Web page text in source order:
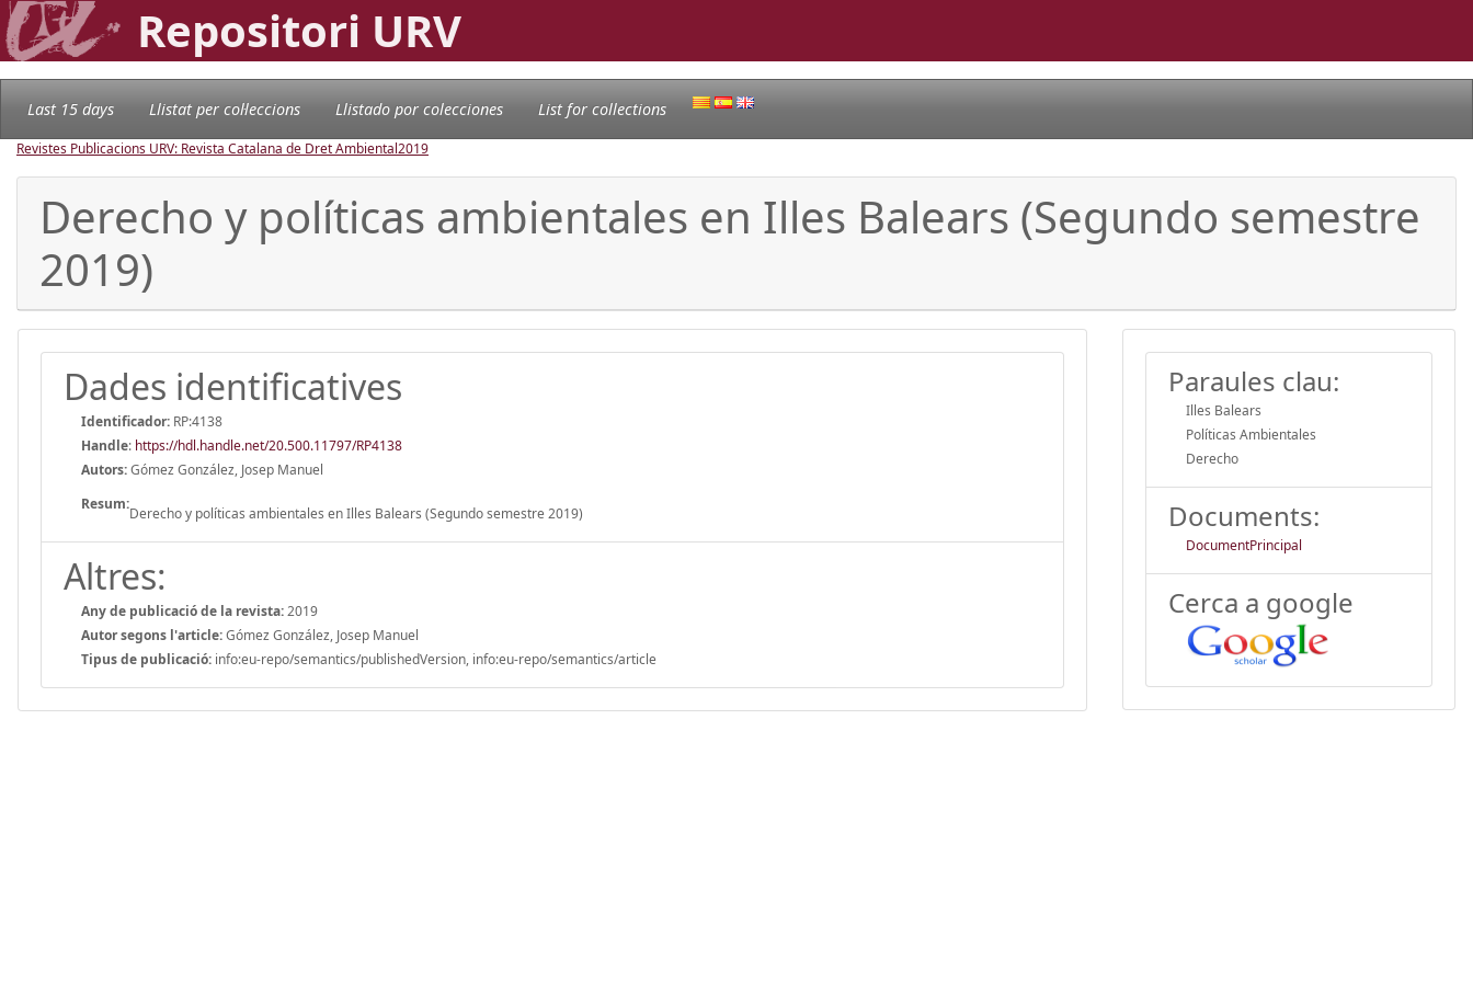
Repositori URV
Last 15 days Llistat per col·leccions Llistado por colecciones List for collections
Revistes Publicacions URV: Revista Catalana de Dret Ambiental2019
Derecho y políticas ambientales en Illes Balears (Segundo semestre
2019)
Dades identificatives
Identificador: RP:4138
Handle: https://hdl.handle.net/20.500.11797/RP4138
Autors:Gómez González, Josep Manuel
Resum:
Derecho y políticas ambientales en Illes Balears (Segundo semestre 2019)
Altres:
Any de publicació de la revista:2019
Autor segons l'article:Gómez González, Josep Manuel
Tipus de publicació: info:eu-repo/semantics/publishedVersion, info:eu-repo/semantics/article
Paraules clau:
Illes Balears
Políticas Ambientales
Derecho
Documents:
DocumentPrincipal
Cerca a google